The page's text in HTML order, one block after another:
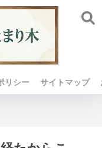
リシー サイトマップ